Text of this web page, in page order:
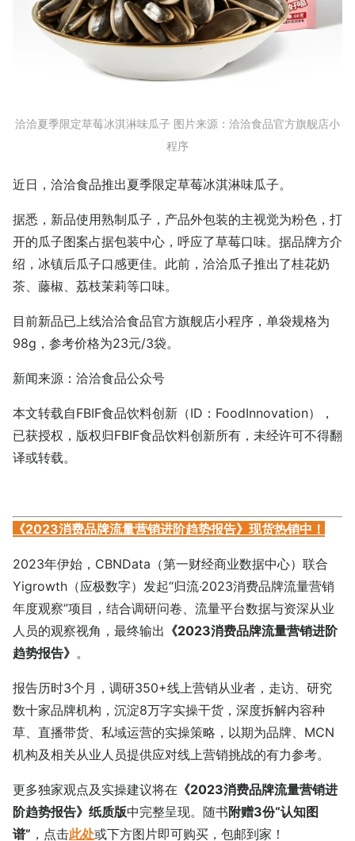
洽洽夏季限定草莓冰淇淋味瓜子 图片来源：洽洽食品官方旗舰店小
程序
近日，洽洽食品推出夏季限定草莓冰淇淋味瓜子。
据悉，新品使用熟制瓜子，产品外包装的主视觉为粉色，打
开的瓜子图案占据包装中心，呼应了草莓口味。据品牌方介
绍，冰镇后瓜子口感更佳。此前，洽洽瓜子推出了桂花奶
茶、藤椒、荔枝茉莉等口味。
目前新品已上线洽洽食品官方旗舰店小程序，单袋规格为
98g，参考价格为23元/3袋。
新闻来源：洽洽食品公众号
本文转载自FBIF食品饮料创新（ID：FoodInnovation），
已获授权，版权归FBIF食品饮料创新所有，未经许可不得翻
译或转载。
《2023消费品牌流量营销进阶趋势报告》现货热销中！
2023年伊始，CBNData（第一财经商业数据中心）联合
Yigrowth（应极数字）发起“归流·2023消费品牌流量营销
年度观察”项目，结合调研问卷、流量平台数据与资深从业
人员的观察视角，最终输出 《2023消费品牌流量营销进阶
趋势报告》 。
报告历时3个月，调研350+线上营销从业者，走访、研究
数十家品牌机构，沉淀8万字实操干货，深度拆解内容种
草、直播带货、私域运营的实操策略，以期为品牌、MCN
机构及相关从业人员提供应对线上营销挑战的有力参考。
更多独家观点及实操建议将在 《2023消费品牌流量营销进
阶趋势报告》纸质版中完整呈现。随书附赠3份“认知图
谱” ，点击此处或下方图片即可购买，包邮到家！